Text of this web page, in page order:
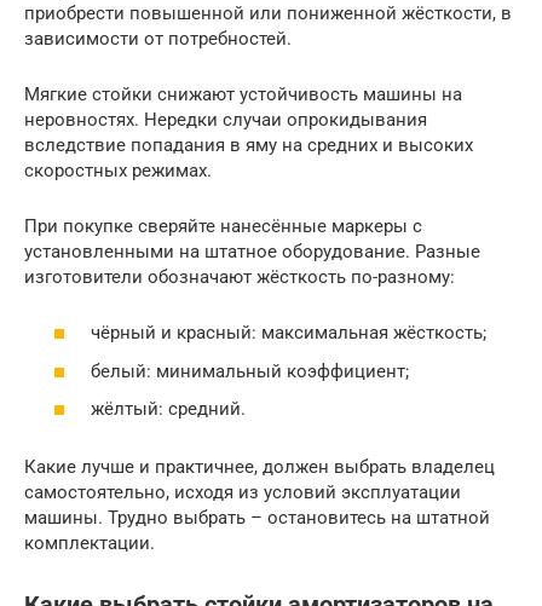
приобрести повышенной или пониженной жёсткости, в
зависимости от потребностей.
Мягкие стойки снижают устойчивость машины на
неровностях. Нередки случаи опрокидывания
вследствие попадания в яму на средних и высоких
скоростных режимах.
При покупке сверяйте нанесённые маркеры с
установленными на штатное оборудование. Разные
изготовители обозначают жёсткость по-разному:
чёрный и красный: максимальная жёсткость;
белый: минимальный коэффициент;
жёлтый: средний.
Какие лучше и практичнее, должен выбрать владелец
самостоятельно, исходя из условий эксплуатации
машины. Трудно выбрать – остановитесь на штатной
комплектации.